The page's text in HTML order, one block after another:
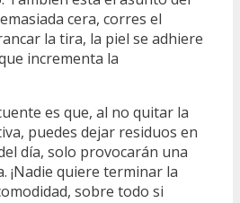
cera, corres el
la tira, la piel se adhiere
incrementa la
es que, al no quitar la
puedes dejar residuos en
día, solo provocarán una
¡Nadie quiere terminar la
sobre todo si